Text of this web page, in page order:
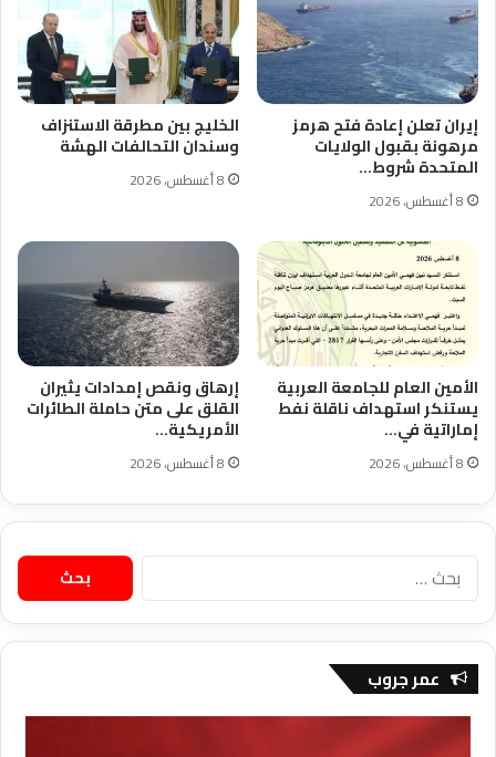
إيران تعلن إعادة فتح هرمز
مرهونة بقبول الولايات
المتحدة شروط…
8 أغسطس، 2026
الخليج بين مطرقة الاستنزاف
وسندان التحالفات الهشة
8 أغسطس، 2026
الأمين العام للجامعة العربية
يستنكر استهداف ناقلة نفط
إماراتية في…
8 أغسطس، 2026
إرهاق ونقص إمدادات يثيران
القلق على متن حاملة الطائرات
الأمريكية…
8 أغسطس، 2026
البحث
عن:
عمر جروب